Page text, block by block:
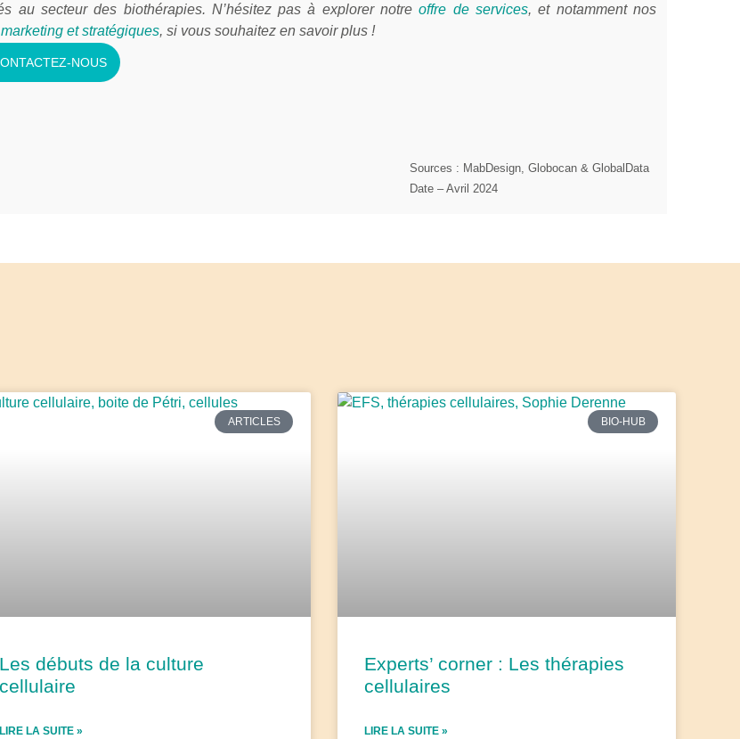
au secteur des biothérapies. N’hésitez pas à explorer notreoffre de services, et notamment nos
et stratégiques, si vous souhaitez en savoir plus !
NOUS
Sources : MabDesign, Globocan & GlobalData
Date – Avril 2024
ARTICLES
Les débuts de la culture
cellulaire
LIRE LA SUITE »
BIO-HUB
Experts’ corner : Les thérapies
cellulaires
LIRE LA SUITE »